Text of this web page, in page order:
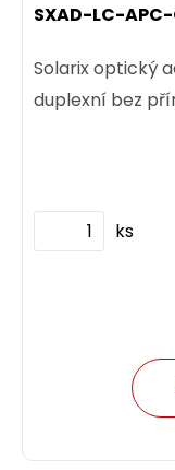
SXAD-LC-
Solarix optický
duplexní bez
ks